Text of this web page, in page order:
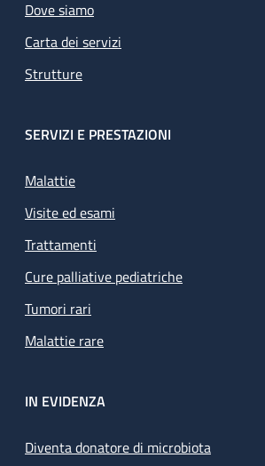
Dove siamo
Carta dei servizi
Strutture
SERVIZI E PRESTAZIONI
Malattie
Visite ed esami
Trattamenti
Cure palliative pediatriche
Tumori rari
Malattie rare
IN EVIDENZA
Diventa donatore di microbiota